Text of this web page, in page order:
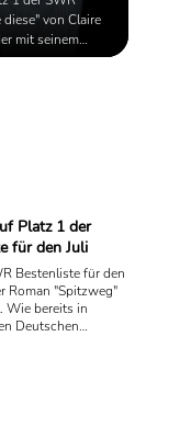
von Claire
mit seinem
Platz 1 der
für den Juli
Bestenliste für den
Roman "Spitzweg"
Wie bereits in
Deutschen